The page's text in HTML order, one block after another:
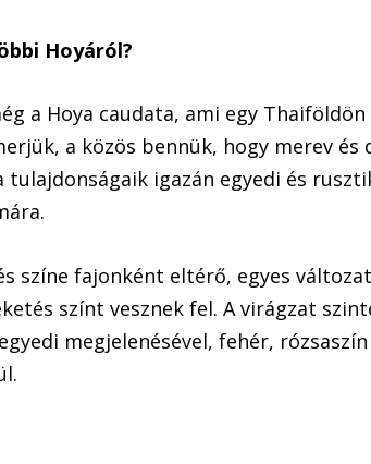
Hoyáról?
a Hoya caudata, ami egy
a közös bennük, hogy merev és
tulajdonságaik igazán egyedi és
színe fajonként eltérő, egyes
színt vesznek fel. A virágzat
megjelenésével, fehér,